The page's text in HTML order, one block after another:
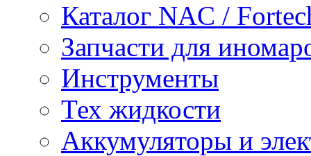
Каталог NAC /
Запчасти для
Инструменты
Тех жидкости
Аккумуляторы и